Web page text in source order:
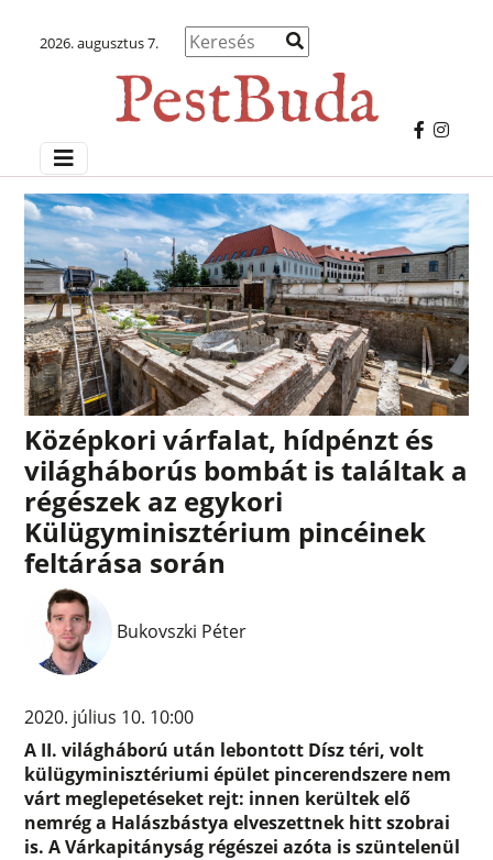
2026. augusztus 7.
Középkori várfalat, hídpénzt és
világháborús bombát is találtak a
régészek az egykori
Külügyminisztérium pincéinek
feltárása során
Bukovszki Péter
2020. július 10. 10:00
A II. világháború után lebontott Dísz téri, volt
külügyminisztériumi épület pincerendszere nem
várt meglepetéseket rejt: innen kerültek elő
nemrég a Halászbástya elveszettnek hitt szobrai
is. A Várkapitányság régészei azóta is szüntelenül